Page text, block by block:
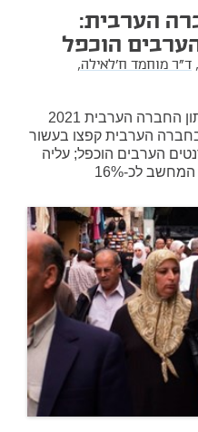
הערבית:
הוכפל
ד"ר מוחמד ח'לאילה,
מהפכת ההשכלה הגבוהה: שנתון החברה הערבית 2021
הערבית קפצו בעשור
הסטודנטים הערבים הוכפל; עליה
לכ-16%